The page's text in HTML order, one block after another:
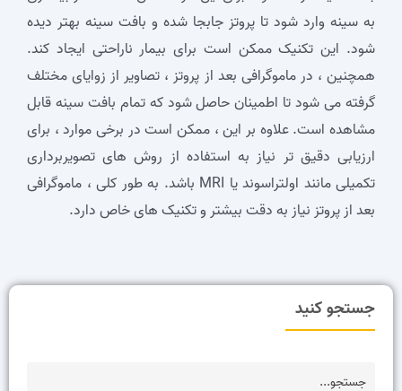
به سینه وارد شود تا پروتز جابجا شده و بافت سینه بهتر دیده
شود. این تکنیک ممکن است برای بیمار ناراحتی ایجاد کند.
همچنین ، در ماموگرافی بعد از پروتز ، تصاویر از زوایای مختلف
گرفته می ‌شود تا اطمینان حاصل شود که تمام بافت سینه قابل
مشاهده است. علاوه بر این ، ممکن است در برخی موارد ، برای
ارزیابی دقیق ‌تر نیاز به استفاده از روش ‌های تصویربرداری
تکمیلی مانند اولتراسوند یا MRI باشد. به‌ طور کلی ، ماموگرافی
بعد از پروتز نیاز به دقت بیشتر و تکنیک‌ های خاص دارد.
جستجو کنید